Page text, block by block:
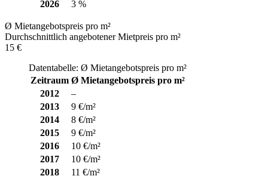
2026 3 %
Ø Mietangebotspreis pro m²
Durchschnittlich angebotener Mietpreis pro m²
15 €
Datentabelle: Ø Mietangebotspreis pro m²
Zeitraum Ø Mietangebotspreis pro m²
2012
–
2013
9 €/m²
2014
8 €/m²
2015
9 €/m²
2016
10 €/m²
2017
10 €/m²
2018
11 €/m²